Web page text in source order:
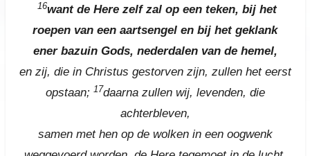
16want de Here zelf zal op een teken, bij het
roepen van een aartsengel en bij het geklank
ener bazuin Gods, nederdalen van de hemel,
en zij, die in Christus gestorven zijn, zullen het eerst
opstaan; 17daarna zullen wij, levenden, die
achterbleven,
samen met hen op de wolken in een oogwenk